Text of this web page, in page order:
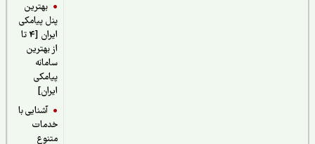
بهترین
پنل پیامکی
ایران [4 تا
از بهترین
سامانه
پیامکی
آشنایی با
خدمات